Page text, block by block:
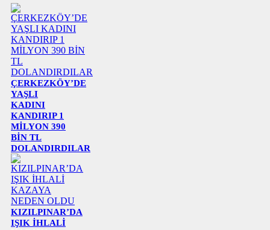
ÇERKEZKÖY’DE
YAŞLI
KADINI
KANDIRIP 1
MİLYON 390
BİN TL
DOLANDIRDILAR
KIZILPINAR’DA
IŞIK İHLALİ